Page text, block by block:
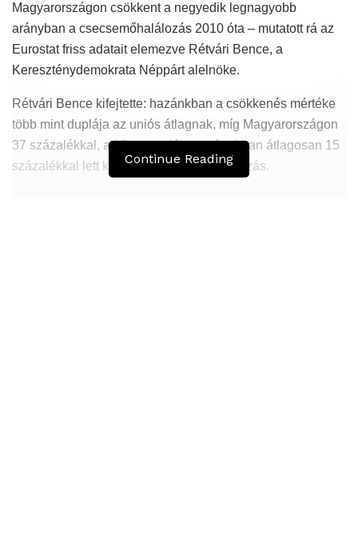
Magyarországon csökkent a negyedik legnagyobb
arányban a csecsemőhalálozás 2010 óta – mutatott rá az
Eurostat friss adatait elemezve Rétvári Bence, a
Kereszténydemokrata Néppárt alelnöke.
Rétvári Bence kifejtette: hazánkban a csökkenés mértéke
több mint duplája az uniós átlagnak, míg Magyarországon
37 százalékkal, addig az uniós országokban átlagosan 15
százalékkal lett kisebb a csecsemőhalálozás.
Continue Reading